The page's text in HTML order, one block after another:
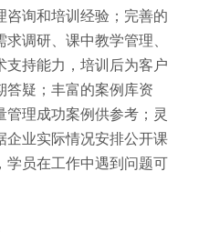
咨询和培训经验；完善的
调研、课中教学管理、
支持能力，培训后为客户
答疑；丰富的案例库资
理成功案例供参考；灵
企业实际情况安排公开课
学员在工作中遇到问题可